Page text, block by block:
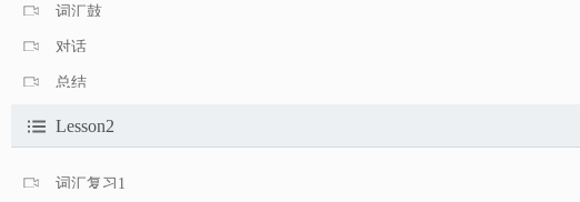
词汇鼓
对话
总结
Lesson2
词汇复习1